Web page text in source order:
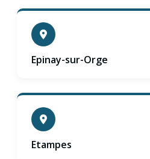
Epinay-sur-Orge
Etampes